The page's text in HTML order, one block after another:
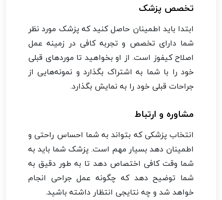
تخصص پزشک
ابتدا باید اطمینان حاصل کنید که پزشک مورد نظر
شما دارای تخصص و تجربه کافی در زمینه عمل
اصلاح کیفوز است. از او بخواهید تا مورد‌های قبلی
خود را با شما به اشتراک بگذارد و نمونه‌هایی از
جراحات قبلی خود را به نمایش بگذارد.
مشاوره و ارتباط
انتخاب پزشکی که بتواند به شما احساس راحتی و
اطمینان دهد بسیار مهم است. پزشک شما باید به
شما وقت کافی اختصاص دهد تا به طور دقیق به
شما توضیح دهد که چگونه عمل جراحی انجام
خواهد شد و چه نتایجی انتظار داشته باشید.